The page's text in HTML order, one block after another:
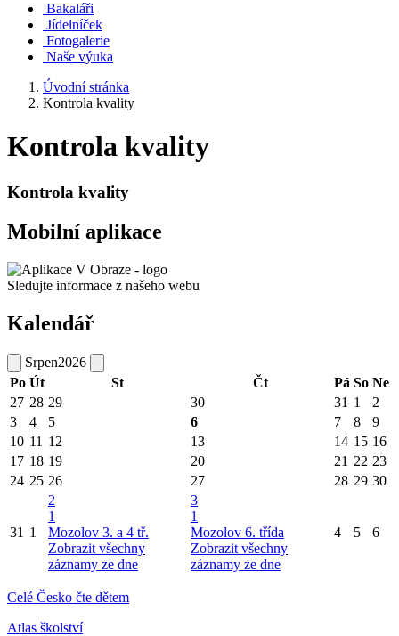
Bakaláři
Jídelníček
Fotogalerie
Naše výuka
Úvodní stránka
Kontrola kvality
Kontrola kvality
Kontrola kvality
Mobilní aplikace
Sledujte informace z našeho webu
Kalendář
Srpen2026
Po Út St Čt Pá So Ne
27 28 29 30 31 1
2
3
4 5 6 7 8
9
10 11 12 13 14 15 16
17 18 19 20 21 22 23
24 25 26 27 28 29 30
31 1
2
1
Mozolov 3. a 4 tř.
Zobrazit všechny
záznamy ze dne
3
1
Mozolov 6. třída
Zobrazit všechny
záznamy ze dne
4 5 6
Celé Česko čte dětem
Atlas školství